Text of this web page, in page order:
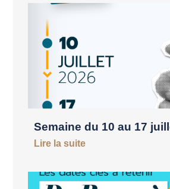
Semaine du 10 au 17
Lire la suite